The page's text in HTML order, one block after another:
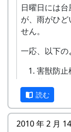
日曜日には
が、雨がひ
せん。
一応、以下の
害獣防止
蕎麦の種
除草
害獣防止柵
普請として
読む
2010 年 2 月